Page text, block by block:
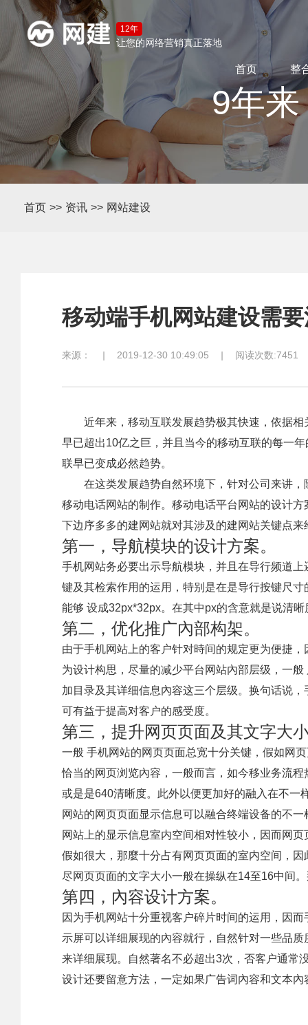
12年
让您的网络营销真正落地
首页 整
9年
首页 >> 资讯 >> 网站建设
移动端手机网站建设需
来源： | 2019-12-30 10:49:05 | 阅读次数:7451
近年来，移动互联发展趋势极其快速，依据相
早已超出10亿之巨，并且当今的移动互联的每一
联早已变成必然趋势。
在这类发展趋势自然环境下，针对公司来讲，
移动电话网站的制作。移动电话平台网站的设计
下边序多多的建网站就对其涉及的建网站关键点
第一，导航模块的设计方案。
手机网站务必要出示导航模块，并且在导行频道
键及其检索作用的运用，特别是在是导行按键尺
能够 设成32px*32px。在其中px的含意就是说清晰
第二，优化推广內部构架。
由于手机网站上的客户针对時间的规定更为便捷
为设计构思，尽量的减少平台网站內部层级，一
加目录及其详细信息內容这三个层级。换句话说
可有益于提高对客户的感受度。
第三，提升网页页面及其文字大
一般 手机网站的网页页面总宽十分关键，假如网
恰当的网页浏览內容，一般而言，如今移业务流
或是是640清晰度。此外以便更加好的融入在不一
网站的网页页面显示信息可以融合终端设备的不
网站上的显示信息室内空间相对性较小，因而网
假如很大，那麼十分占有网页页面的室内空间，
尽网页页面的文字大小一般在操纵在14至16中间
第四，內容设计方案。
因为手机网站十分重视客户碎片时间的运用，因
示屏可以详细展现的內容就行，自然针对一些品
来详细展现。自然著名不必超出3次，否客户通常
设计还要留意方法，一定如果广告词內容和文本